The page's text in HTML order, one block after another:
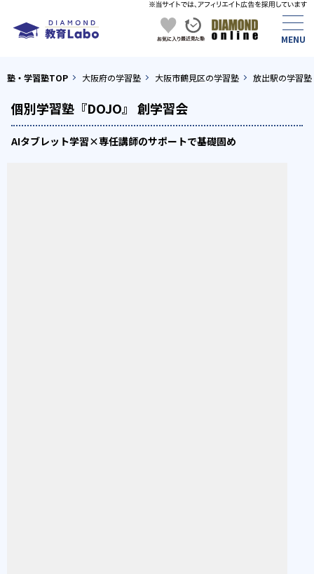
塾・学習塾TOP 大阪府の学習塾 大阪市鶴見区の学習塾 放出駅の学習塾
個別学習塾『DOJO』 創学習会
AIタブレット学習×専任講師のサポートで基礎固め